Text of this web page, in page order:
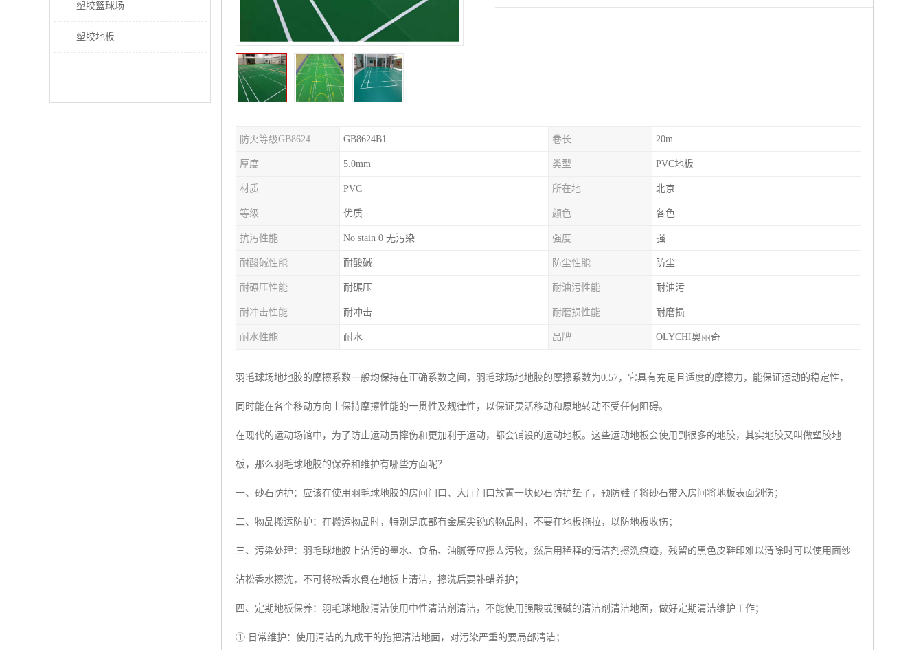
塑胶篮球场
塑胶地板
防火等级GB8624 GB8624B1 卷长 20m
厚度 5.0mm 类型 PVC地板
材质 PVC 所在地 北京
等级 优质 颜色 各色
抗污性能 No stain 0 无污染 强度 强
耐酸碱性能 耐酸碱 防尘性能 防尘
耐碾压性能 耐碾压 耐油污性能 耐油污
耐冲击性能 耐冲击 耐磨损性能 耐磨损
耐水性能 耐水 品牌 OLYCHI奥丽奇
羽毛球场地地胶的摩擦系数一般均保持在正确系数之间，羽毛球场地地胶的摩擦系数为0.57，它具有充足且适度的摩擦力，能保证运动的稳定性，
同时能在各个移动方向上保持摩擦性能的一贯性及规律性，以保证灵活移动和原地转动不受任何阻碍。
在现代的运动场馆中，为了防止运动员摔伤和更加利于运动，都会铺设的运动地板。这些运动地板会使用到很多的地胶，其实地胶又叫做塑胶地
板，那么羽毛球地胶的保养和维护有哪些方面呢？
一、砂石防护：应该在使用羽毛球地胶的房间门口、大厅门口放置一块砂石防护垫子，预防鞋子将砂石带入房间将地板表面划伤；
二、物品搬运防护：在搬运物品时，特别是底部有金属尖锐的物品时，不要在地板拖拉，以防地板收伤；
三、污染处理：羽毛球地胶上沾污的墨水、食品、油腻等应擦去污物，然后用稀释的清洁剂擦洗痕迹，残留的黑色皮鞋印难以清除时可以使用面纱
沾松香水擦洗，不可将松香水倒在地板上清洁，擦洗后要补蜡养护；
四、定期地板保养：羽毛球地胶清洁使用中性清洁剂清洁，不能使用强酸或强碱的清洁剂清洁地面，做好定期清洁维护工作；
① 日常维护：使用清洁的九成干的拖把清洁地面，对污染严重的要局部清洁；